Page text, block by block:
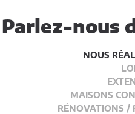
Parlez-nous
NOUS
MAISONS
RÉNOVATIONS /